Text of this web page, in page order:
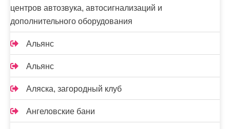
центров автозвука, автосигнализаций и
дополнительного оборудования
Альянс
Альянс
Аляска, загородный клуб
Ангеловские бани